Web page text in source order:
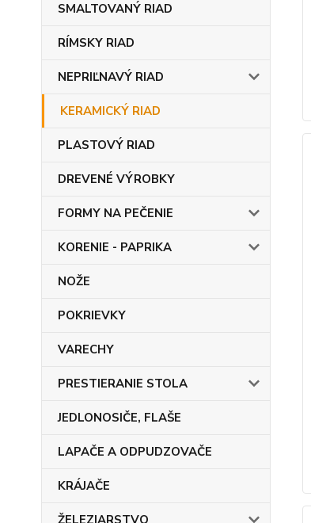
SMALTOVANÝ RIAD
RÍMSKY RIAD
NEPRIĽNAVÝ RIAD
KERAMICKÝ RIAD
PLASTOVÝ RIAD
DREVENÉ VÝROBKY
FORMY NA PEČENIE
KORENIE - PAPRIKA
NOŽE
POKRIEVKY
VARECHY
PRESTIERANIE STOLA
JEDLONOSIČE, FLAŠE
LAPAČE A ODPUDZOVAČE
KRÁJAČE
ŽELEZIARSTVO